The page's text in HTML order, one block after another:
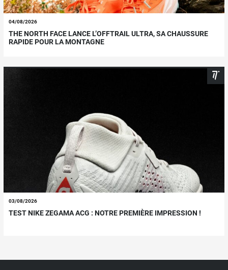
04/08/2026
THE NORTH FACE LANCE L’OFFTRAIL ULTRA, SA CHAUSSURE
RAPIDE POUR LA MONTAGNE
03/08/2026
TEST NIKE ZEGAMA ACG : NOTRE PREMIÈRE IMPRESSION !